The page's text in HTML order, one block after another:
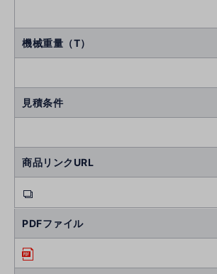
機械重量（T）
見積条件
商品リンクURL
PDFファイル